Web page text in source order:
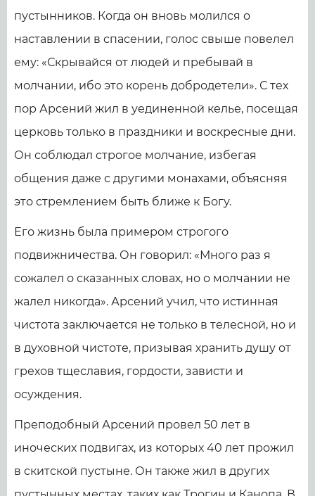
пустынников. Когда он вновь молился о
наставлении в спасении, голос свыше повелел
ему: «Скрывайся от людей и пребывай в
молчании, ибо это корень добродетели». С тех
пор Арсений жил в уединенной келье, посещая
церковь только в праздники и воскресные дни.
Он соблюдал строгое молчание, избегая
общения даже с другими монахами, объясняя
это стремлением быть ближе к Богу.
Его жизнь была примером строгого
подвижничества. Он говорил: «Много раз я
сожалел о сказанных словах, но о молчании не
жалел никогда». Арсений учил, что истинная
чистота заключается не только в телесной, но и
в духовной чистоте, призывая хранить душу от
грехов тщеславия, гордости, зависти и
осуждения.
Преподобный Арсений провел 50 лет в
иноческих подвигах, из которых 40 лет прожил
в скитской пустыне. Он также жил в других